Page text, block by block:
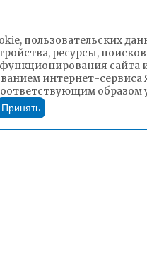
пользовательских
ресурсы,
интернет-сервиса
образом
Принять